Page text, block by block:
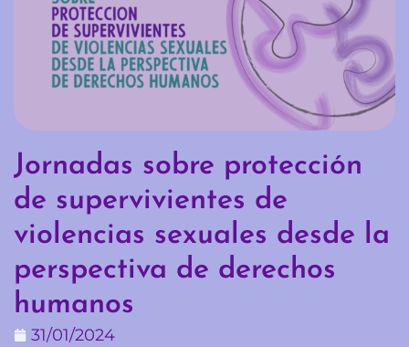
Jornadas sobre protección
de supervivientes de
violencias sexuales desde la
perspectiva de derechos
humanos
31/01/2024